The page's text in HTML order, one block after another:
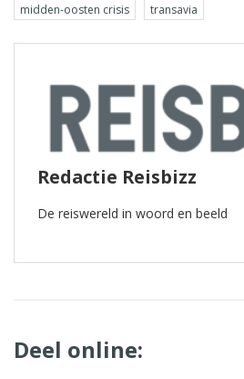
midden-oosten crisis
transavia
Redactie Reisbizz
De reiswereld in woord en beeld
Deel online: